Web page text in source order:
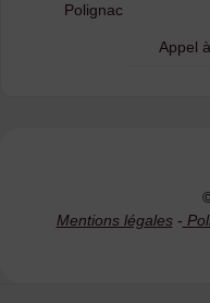
Polignac
Appel
Mentions légales-